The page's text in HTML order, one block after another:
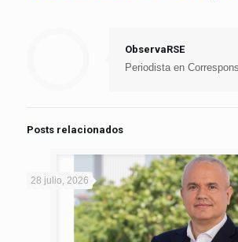
ObservaRSE
Periodista en
Posts relacionados
28 julio, 2026